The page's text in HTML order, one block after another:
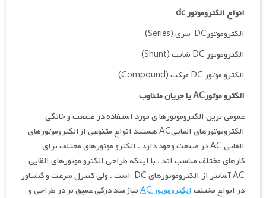
انواع الکتروموتورdc
الکتروموتورDC سری (Series)
الکتروموتور DC شانت (Shunt)
الکترو موتور DC مرکب (Compound)
الکترو موتورACیا جریان متناوب
عمومی ترین الکتروموتورها ی مورد استفاده در صنعت و خانگی
الکتروموتورهای القاییAC هستند انواع متنوعی ازالکتروموتورهای
القایی AC در صنعت وجود دارد . الکترو موتورهای مختلف برای
کارهای مختلف مناسب اند . با اینکه طراحی الکترو موتورهای القایی
AC آسانتر از الکتروموتورهای DC است . ولی کنترل سرعت و گشتاور
در انواع مختلفالکتروموتور AC
نیازمند درکی عمیق تر در طراحی و